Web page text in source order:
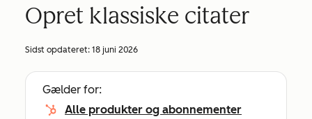
Opret klassiske citater
Sidst opdateret: 18 juni 2026
Gælder for:
Alle produkter og abonnementer